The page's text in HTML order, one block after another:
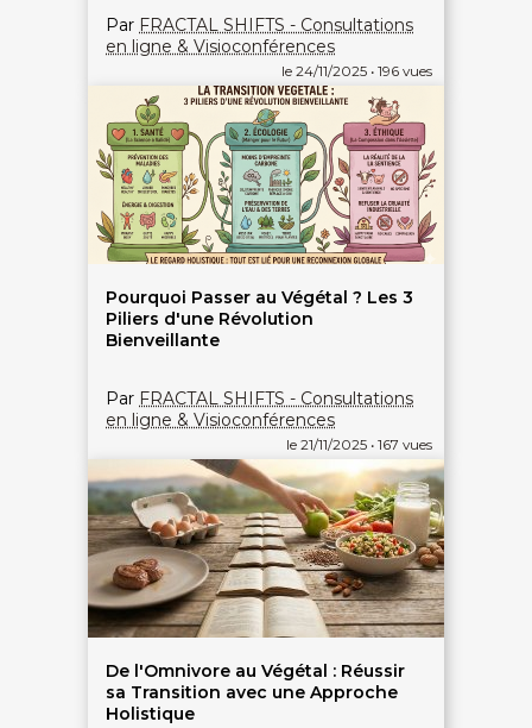
le 24/11/2025 • 196 vues
Par FRACTAL SHIFTS - Consultations
en ligne & Visioconférences
le 21/11/2025 • 167 vues
Pourquoi Passer au Végétal ? Les 3
Piliers d'une Révolution
Bienveillante
Par FRACTAL SHIFTS - Consultations
en ligne & Visioconférences
De l'Omnivore au Végétal : Réussir
sa Transition avec une Approche
Holistique